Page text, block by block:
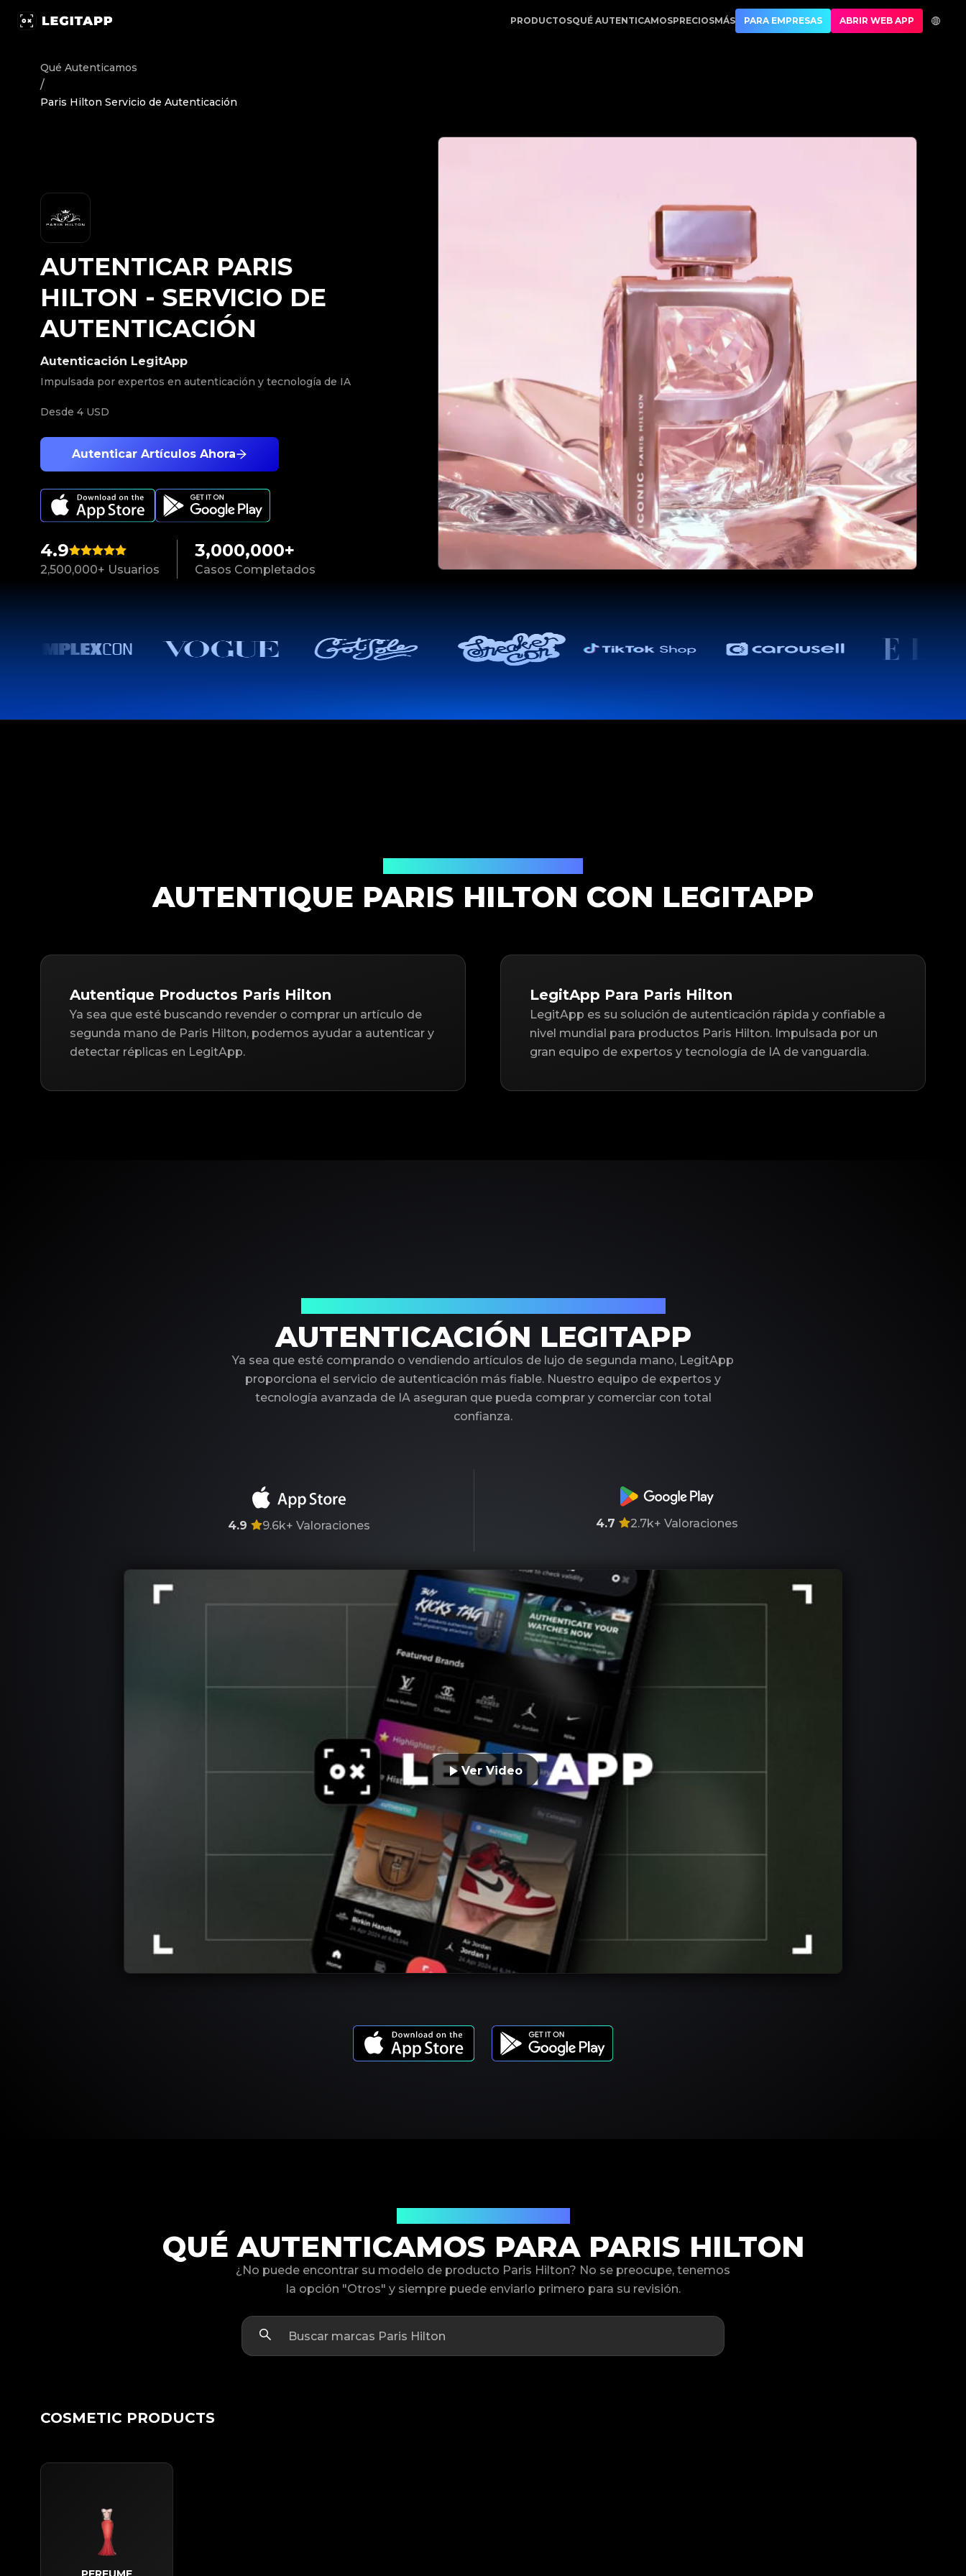
Autenticar Paris Hilton - Servicio de Autenticación | LegitApp | Su Socio de Confianza en Autenticación de Lujo | No.1 Best Authentication
PRODUCTOSQUÉ AUTENTICAMOSPRECIOSMÁS PARA EMPRESAS ABRIR WEB APP
Qué Autenticamos
/
Paris Hilton Servicio de Autenticación
4.9
2,500,000+ Usuarios
3,000,000+
Casos Completados
Autenticar Artículos Ahora
Autenticación LegitApp
Impulsada por expertos en autenticación y tecnología de IA
Desde 4 USD
AUTENTICAR PARIS
HILTON - SERVICIO DE
AUTENTICACIÓN
AUTENTIQUE PARIS HILTON CON LEGITAPP
Autentique Productos Paris Hilton
Ya sea que esté buscando revender o comprar un artículo de
segunda mano de Paris Hilton, podemos ayudar a autenticar y
detectar réplicas en LegitApp.
LegitApp Para Paris Hilton
LegitApp es su solución de autenticación rápida y confiable a
nivel mundial para productos Paris Hilton. Impulsada por un
gran equipo de expertos y tecnología de IA de vanguardia.
AUTENTICACIÓN LEGITAPP
Ya sea que esté comprando o vendiendo artículos de lujo de segunda mano, LegitApp
proporciona el servicio de autenticación más fiable. Nuestro equipo de expertos y
tecnología avanzada de IA aseguran que pueda comprar y comerciar con total
confianza.
4.9 9.6k+ Valoraciones 4.7 2.7k+ Valoraciones
Ver Video
QUÉ AUTENTICAMOS PARA PARIS HILTON
¿No puede encontrar su modelo de producto Paris Hilton? No se preocupe, tenemos
la opción "Otros" y siempre puede enviarlo primero para su revisión.
COSMETIC PRODUCTS